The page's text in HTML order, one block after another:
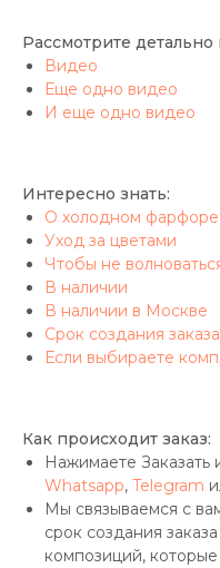
Рассмотрите
Видео
Еще одно видео
И еще одно видео
Интересно знать:
О холодном фарфоре
Уход за цветами
Чтобы не
В наличии
В наличии в Москве
Срок создания
Если выбираете
Как происходит заказ:
Нажимаете Заказать
Whatsapp, Telegram
Мы связываемся с
срок создания
композиций,